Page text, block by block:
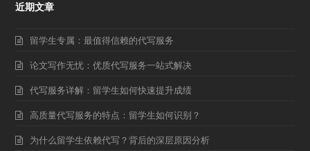
近期文章
留学生专属：最值得信赖的代写服务
论文写作无忧：优质代写服务一站式解决
代写服务详解：留学生如何快速提升成绩
高质量代写服务的特点：留学生如何识别？
为什么留学生依赖代写？背后的深层原因分析